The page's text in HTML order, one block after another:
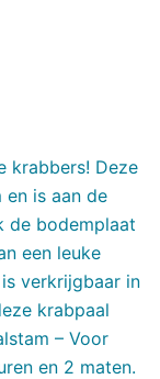
krabbers! Deze
en is aan de
de bodemplaat
een leuke
verkrijgbaar in
krabpaal
– Voor
en 2 maten.